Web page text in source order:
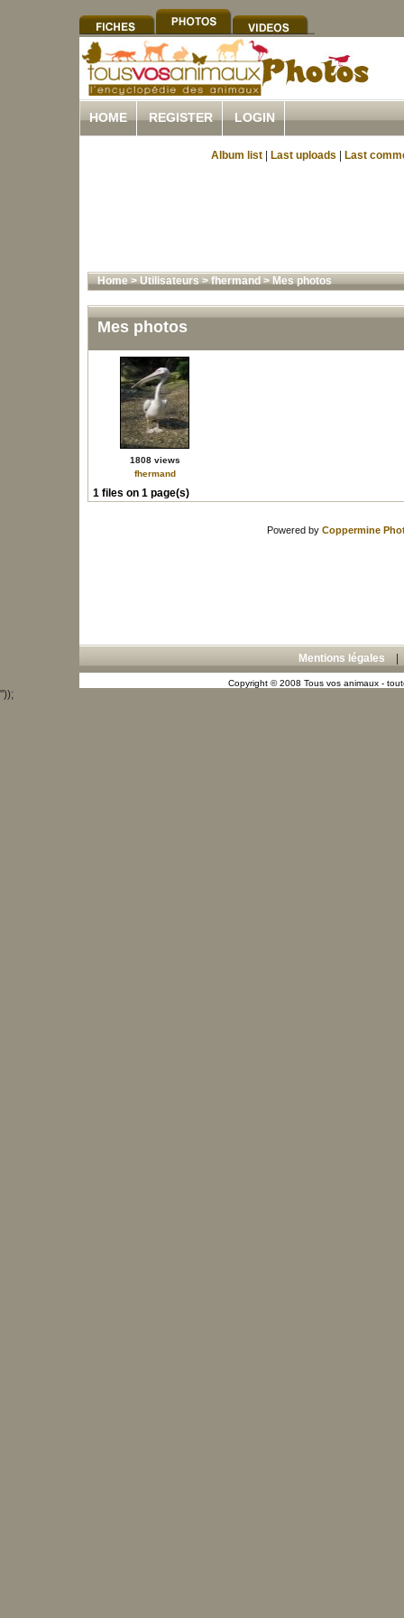
HOME REGISTER LOGIN
Album list Last uploads Last
Home>Utilisateurs>fhermand>Mes photos
Mes photos
1808 views
fhermand
1 files on 1 page(s)
Powered by Coppermine
Mentions légales
Copyright © 2008 Tous vos animaux -
"));